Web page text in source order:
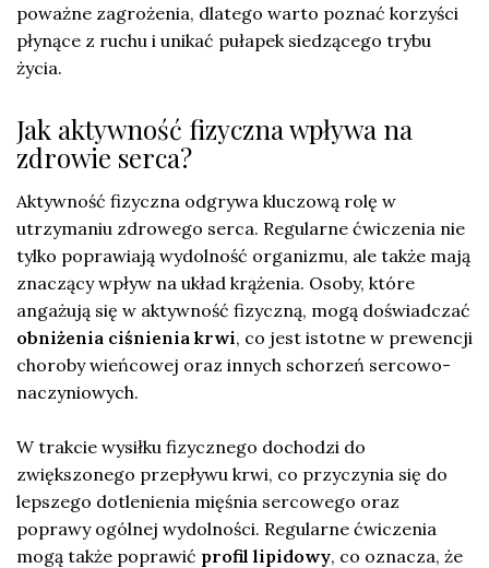
poważne zagrożenia, dlatego warto poznać korzyści
płynące z ruchu i unikać pułapek siedzącego trybu
życia.
Jak aktywność fizyczna wpływa na
zdrowie serca?
Aktywność fizyczna odgrywa kluczową rolę w
utrzymaniu zdrowego serca. Regularne ćwiczenia nie
tylko poprawiają wydolność organizmu, ale także mają
znaczący wpływ na układ krążenia. Osoby, które
angażują się w aktywność fizyczną, mogą doświadczać
obniżenia ciśnienia krwi, co jest istotne w prewencji
choroby wieńcowej oraz innych schorzeń sercowo-
naczyniowych.
W trakcie wysiłku fizycznego dochodzi do
zwiększonego przepływu krwi, co przyczynia się do
lepszego dotlenienia mięśnia sercowego oraz
poprawy ogólnej wydolności. Regularne ćwiczenia
mogą także poprawić profil lipidowy, co oznacza, że